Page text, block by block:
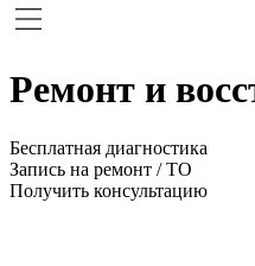
Ремонт и
Бесплатная диагностика
Запись на ремонт / ТО
Получить консультацию